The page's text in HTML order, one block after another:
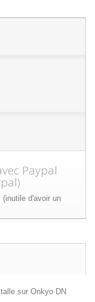
Paypal
sur Onkyo DN